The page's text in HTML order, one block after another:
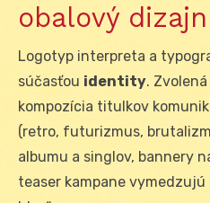
obalový dizajn
Logotyp interpreta a
súčasťou identity.
kompozícia titulkov
(retro, futurizmus,
albumu a singlov, bannery
teaser kampane